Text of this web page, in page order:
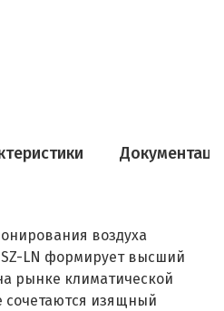
воздуха
LN формирует высший
рынке климатической
сочетаются изящный